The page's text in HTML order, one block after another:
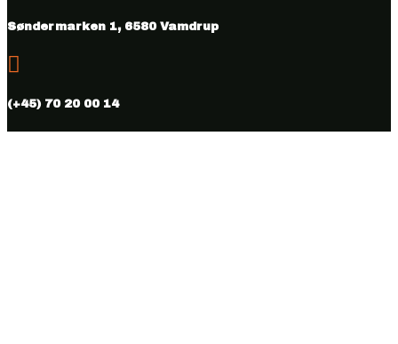
Søndermarken 1, 6580 Vamdrup

(+45) 70 20 00 14